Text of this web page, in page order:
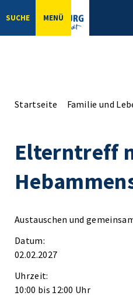
SUCHE MENÜ
Startseite Familie und
Elterntreff
Austauschen und
Datum:
02.02.2027
Uhrzeit:
10:00 bis 12:00 Uhr